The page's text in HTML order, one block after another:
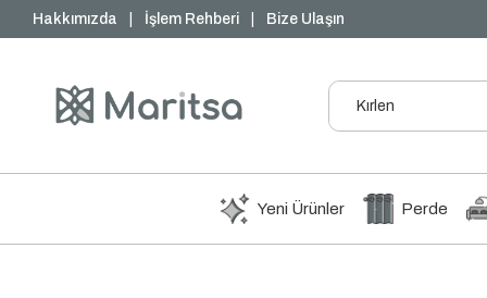
Hakkımızda İşlem Rehberi Bize Ulaşın
₺1000 ve Üzeri Ücretsiz Kargo
Yeni Ürünler Perde